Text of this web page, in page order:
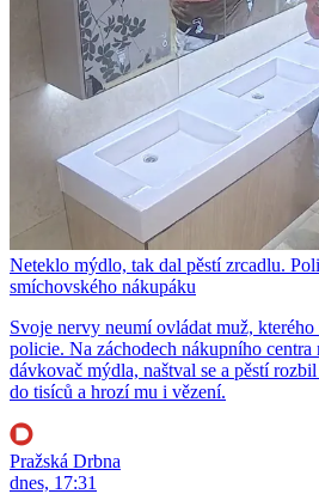
Neteklo mýdlo, tak dal pěstí zrcadlu.
smíchovského nákupáku
Svoje nervy neumí ovládat muž,
policie. Na záchodech nákupního
dávkovač mýdla, naštval se a pěstí
do tisíců a hrozí mu i vězení.
Pražská Drbna
dnes, 17:31